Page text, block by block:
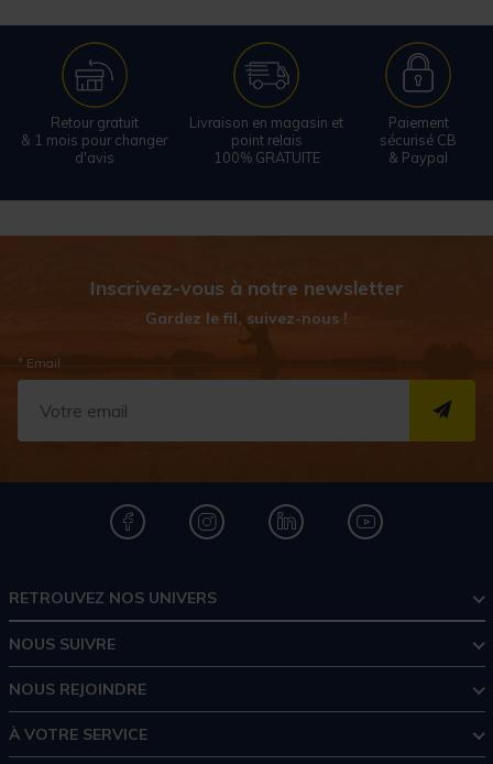
Retour gratuit
& 1 mois pour changer
d'avis
Livraison en magasin et
point relais
100% GRATUITE
Paiement
sécurisé CB
& Paypal
Inscrivez-vous à notre newsletter
Gardez le fil, suivez-nous !
* Email
RETROUVEZ NOS UNIVERS
NOUS SUIVRE
NOUS REJOINDRE
À VOTRE SERVICE